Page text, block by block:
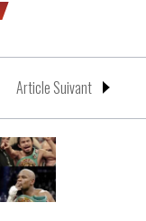
Article Suivant